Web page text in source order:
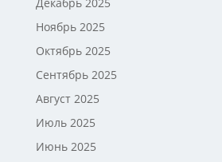
Ноябрь 2025
Октябрь 2025
Сентябрь 2025
Август 2025
Июль 2025
Июнь 2025